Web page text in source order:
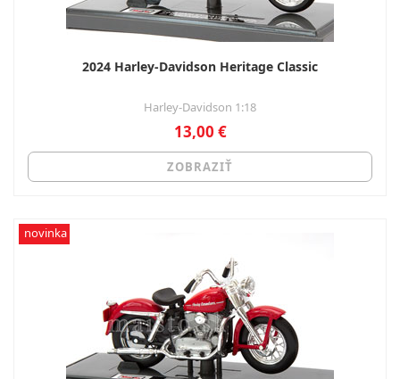
2024 Harley-Davidson Heritage Classic
Harley-Davidson 1:18
13,00 €
ZOBRAZIŤ
novinka